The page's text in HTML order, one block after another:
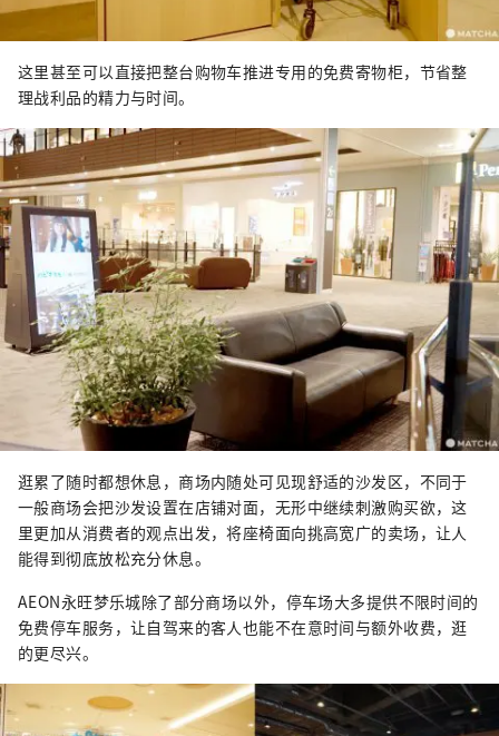
这里甚至可以直接把整台购物车推进专用的免费寄物柜，节省整
理战利品的精力与时间。
逛累了随时都想休息，商场内随处可见现舒适的沙发区，不同于
一般商场会把沙发设置在店铺对面，无形中继续刺激购买欲，这
里更加从消费者的观点出发，将座椅面向挑高宽广的卖场，让人
能得到彻底放松充分休息。
AEON永旺梦乐城除了部分商场以外，停车场大多提供不限时间的
免费停车服务，让自驾来的客人也能不在意时间与额外收费，逛
的更尽兴。